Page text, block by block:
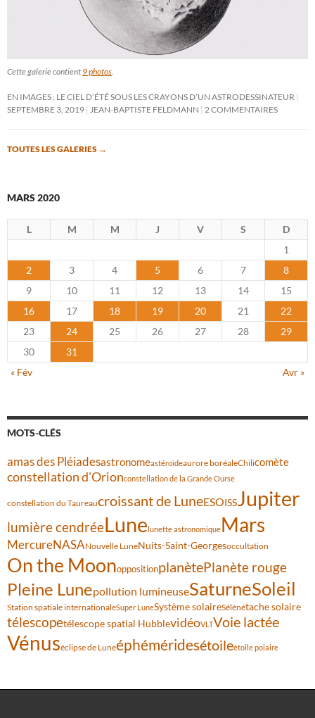
Cette galerie contient 9 photos
EN IMAGES : LE CIEL D’ÉTÉ SOUS LES CRAYONS D’UN ASTRODESSINATEUR
SEPTEMBRE 3, 2019
JEAN-BAPTISTE FELDMANN 2 COMMENTAIRES
TOUTES LES GALERIES →
MARS 2020
L M M J V S
D
1
2
3 4 5 6 7
8
9
10 11 12 13 14
15
16
17 18 19 20 21
22
23
24 25 26 27 28
29
30
31
« Fév
Avr »
MOTS-CLÉS
amas des Pléiadesastronomeastéroïdeaurore boréaleChilicomète
constellation d'Orionconstellation de la Grande Ourse
constellation du Taureaucroissant de LuneESOISSJupiter
lumière cendréeLunelunette astronomiqueMars
MercureNASANouvelle LuneNuits-Saint-Georgesoccultation
On the MoonoppositionplanètePlanète rouge
Pleine Lunepollution lumineuseSaturneSoleil
Station spatiale internationaleSuper LuneSystème solaireSélénétache solaire
télescopetélescope spatial HubblevidéoVLTVoie lactée
Vénuséclipse de Luneéphéméridesétoileétoile polaire